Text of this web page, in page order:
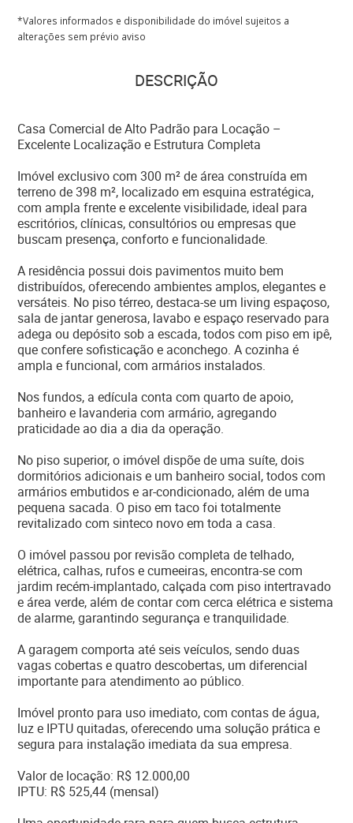
*Valores informados e disponibilidade do imóvel sujeitos a
alterações sem prévio aviso
DESCRIÇÃO
Casa Comercial de Alto Padrão para Locação –
Excelente Localização e Estrutura Completa
Imóvel exclusivo com 300 m² de área construída em
terreno de 398 m², localizado em esquina estratégica,
com ampla frente e excelente visibilidade, ideal para
escritórios, clínicas, consultórios ou empresas que
buscam presença, conforto e funcionalidade.
A residência possui dois pavimentos muito bem
distribuídos, oferecendo ambientes amplos, elegantes e
versáteis. No piso térreo, destaca-se um living espaçoso,
sala de jantar generosa, lavabo e espaço reservado para
adega ou depósito sob a escada, todos com piso em ipê,
que confere sofisticação e aconchego. A cozinha é
ampla e funcional, com armários instalados.
Nos fundos, a edícula conta com quarto de apoio,
banheiro e lavanderia com armário, agregando
praticidade ao dia a dia da operação.
No piso superior, o imóvel dispõe de uma suíte, dois
dormitórios adicionais e um banheiro social, todos com
armários embutidos e ar-condicionado, além de uma
pequena sacada. O piso em taco foi totalmente
revitalizado com sinteco novo em toda a casa.
O imóvel passou por revisão completa de telhado,
elétrica, calhas, rufos e cumeeiras, encontra-se com
jardim recém-implantado, calçada com piso intertravado
e área verde, além de contar com cerca elétrica e sistema
de alarme, garantindo segurança e tranquilidade.
A garagem comporta até seis veículos, sendo duas
vagas cobertas e quatro descobertas, um diferencial
importante para atendimento ao público.
Imóvel pronto para uso imediato, com contas de água,
luz e IPTU quitadas, oferecendo uma solução prática e
segura para instalação imediata da sua empresa.
Valor de locação: R$ 12.000,00
IPTU: R$ 525,44 (mensal)